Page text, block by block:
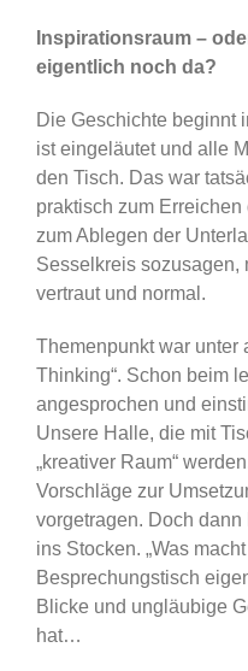
Inspirationsraum –
eigentlich noch da?
Die Geschichte beginnt
ist eingeläutet und alle
den Tisch. Das war
praktisch zum
zum Ablegen der
Sesselkreis sozusagen,
vertraut und normal.
Themenpunkt war unter
Thinking“. Schon beim
angesprochen und
Unsere Halle, die mit
„kreativer Raum“
Vorschläge zur
vorgetragen. Doch
ins Stocken. „Was
Besprechungstisch
Blicke und ungläubige
hat…